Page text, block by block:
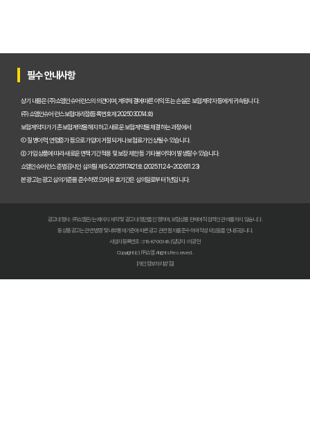
펫보험비교사이트, 평점만 보고 고르면 후회? 진짜 중요한 차이점은?
펫보험비교사이트, A사와 B사 어디가 더 유리할까?
펫보험비교사이트 이용 전 필수! 놓치면 후회할 3가지 체크리스트
펫보험비교사이트, 내 반려동물에게 꼭 맞는 선택 기준은?
펫보험비교사이트 현명하게 고르는 법: 보장 범위별 주요 서비스 비교 분석
숨은 혜택까지 찾는 펫보험비교사이트 100% 활용 노하우 대공개
필수 안내사항
상기 내용은 (주)쇼엠인슈어런스의 의견이며, 계약체결에 따른 이익 또는 손실은 보험계약자 등에게 귀속됩니다.
(주)쇼엠인슈어런스 보험대리점(등록번호 제2025030014호)
보험계약자가 기존 보험계약을 해지하고 새로운 보험계약을 체결하는 과정에서
① 질병이력, 연령증가 등으로 가입이 거절되거나 보험료가 인상될 수 있습니다.
② 가입 상품에 따라 새로운 면책기간 적용 및 보장 제한 등 기타 불이익이 발생할 수 있습니다.
쇼엠인슈어런스 준법감시인 심의필 제S-2025117421호 (2025.11.24~2026.11.23)
본 광고는 광고심의기준을 준수하였으며, 유효기간은 심의일로부터 1년입니다.
광고대행사 : ㈜쇼엠은/는 페이지 제작 및 광고 대행만을 진행하며, 보험상품 판매에 직접적인 관여를 하지 않습니다.
동 상품광고는 관련 법령 및 내부통제기준에 따른 광고 관련 절차를 준수하여 작성되었음을 안내드립니다.
사업자등록번호 : 318-87-00348 | 담당자 : 이광헌
Copyright (c) ㈜쇼엠 All rights Reserved.
[개인정보처리방침]